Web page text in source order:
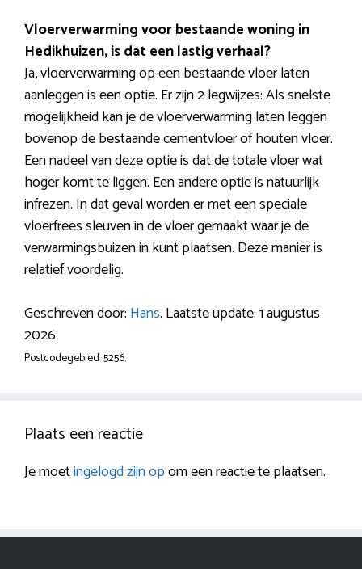
Vloerverwarming voor bestaande woning in
Hedikhuizen, is dat een lastig verhaal?
Ja, vloerverwarming op een bestaande vloer laten
aanleggen is een optie. Er zijn 2 legwijzes: Als snelste
mogelijkheid kan je de vloerverwarming laten leggen
bovenop de bestaande cementvloer of houten vloer.
Een nadeel van deze optie is dat de totale vloer wat
hoger komt te liggen. Een andere optie is natuurlijk
infrezen. In dat geval worden er met een speciale
vloerfrees sleuven in de vloer gemaakt waar je de
verwarmingsbuizen in kunt plaatsen. Deze manier is
relatief voordelig.
Geschreven door: Hans. Laatste update: 1 augustus
2026
Postcodegebied: 5256.
Plaats een reactie
Je moetingelogd zijn opom een reactie te plaatsen.